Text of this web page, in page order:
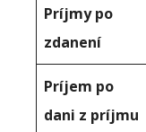
Príjmy po
zdanení
Príjem po
dani z príjmu